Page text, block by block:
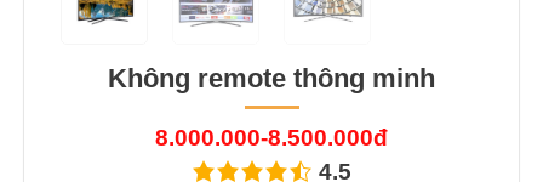
Không remote thông minh
8.000.000-8.500.000đ
4.5